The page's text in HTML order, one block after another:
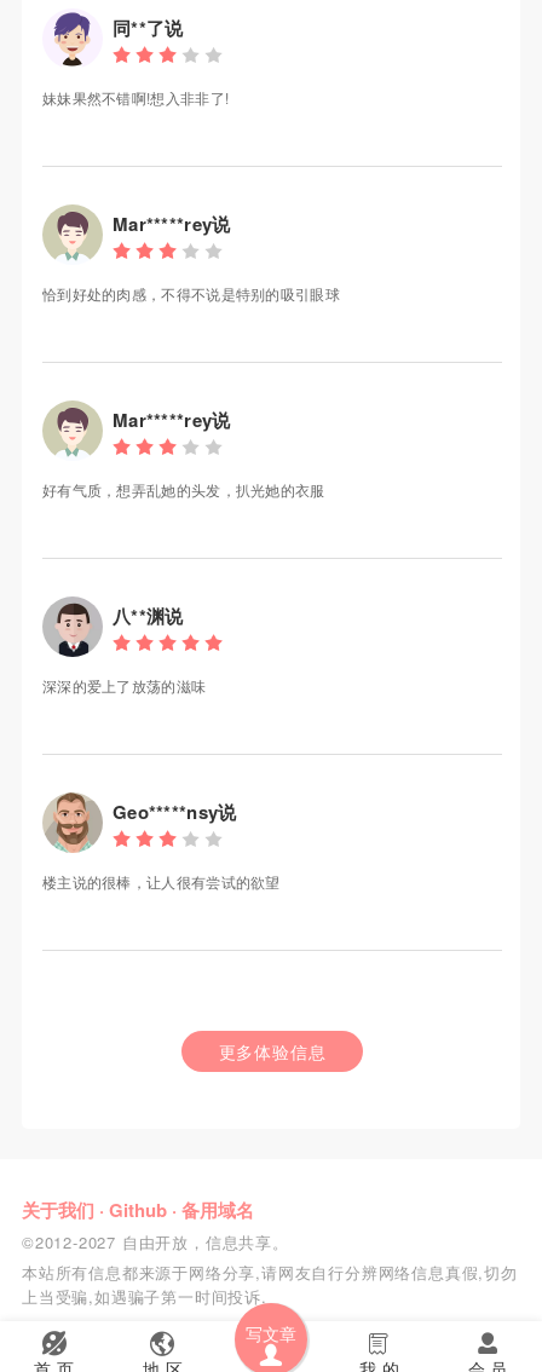
写文章
同**了说
妹妹果然不错啊!想入非非了!
Mar*****rey说
恰到好处的肉感，不得不说是特别的吸引眼球
Mar*****rey说
好有气质，想弄乱她的头发，扒光她的衣服
八**渊说
深深的爱上了放荡的滋味
Geo*****nsy说
楼主说的很棒，让人很有尝试的欲望
更多体验信息
关于我们 · Github· 备用域名
©2012-2027 自由开放，信息共享。
本站所有信息都来源于网络分享,请网友自行分辨网络信息真假,切勿
上当受骗,如遇骗子第一时间投诉.